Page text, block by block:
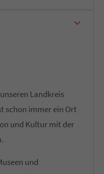
Landkreis
schon immer ein Ort
und Kultur mit der
und